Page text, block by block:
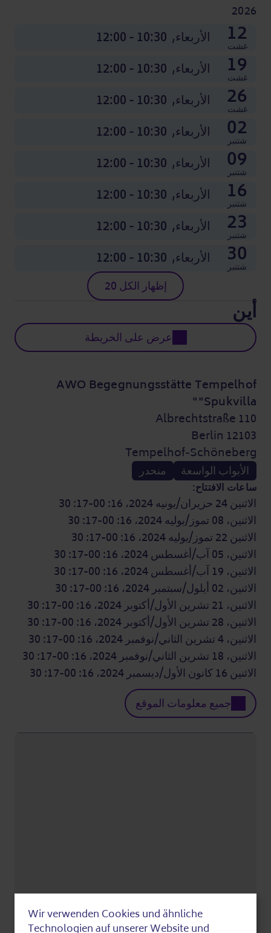
2026
12
غشت الأربعاء, 10:30 - 12:00
19
غشت الأربعاء, 10:30 - 12:00
26
غشت الأربعاء, 10:30 - 12:00
02
شتنبر الأربعاء, 10:30 - 12:00
09
شتنبر الأربعاء, 10:30 - 12:00
16
شتنبر الأربعاء, 10:30 - 12:00
23
شتنبر الأربعاء, 10:30 - 12:00
30
شتنبر الأربعاء, 10:30 - 12:00
07
أكتوبر الأربعاء,
10:30 - 12:00
14
أكتوبر الأربعاء,
10:30 - 12:00
21
أكتوبر الأربعاء,
10:30 - 12:00
28
أكتوبر الأربعاء,
10:30 - 12:00
04
نونبر الأربعاء,
10:30 - 12:00
11
نونبر الأربعاء,
10:30 - 12:00
18
نونبر الأربعاء,
10:30 - 12:00
25
نونبر الأربعاء,
10:30 - 12:00
02
دجنبر الأربعاء,
10:30 - 12:00
09
دجنبر الأربعاء,
10:30 - 12:00
16
دجنبر الأربعاء,
10:30 - 12:00
23
دجنبر الأربعاء,
10:30 - 12:00
إظهار الكل 20
أين
عرض على الخريطة
AWO Begegnungsstätte Tempelhof
"Spukvilla"
Albrechtstraße 110
12103 Berlin
Tempelhof-Schöneberg
الأبواب الواسعة
منحدر
ساعات الافتتاح:
الاثنين 24 حزيران/يونيه 2024، 16: 00-17: 30
الاثنين، 08 تموز/يوليه 2024، 16: 00-17: 30
الاثنين 22 تموز/يوليه 2024، 16: 00-17: 30
الاثنين، 05 آب/أغسطس 2024، 16: 00-17: 30
الاثنين، 19 آب/أغسطس 2024، 16: 00-17: 30
الاثنين، 02 أيلول/سبتمبر 2024، 16: 00-17: 30
الاثنين، 21 تشرين الأول/أكتوبر 2024، 16: 00-17: 30
الاثنين، 28 تشرين الأول/أكتوبر 2024، 16: 00-17: 30
الاثنين، 4 تشرين الثاني/نوفمبر 2024، 16: 00-17: 30
الاثنين، 18 تشرين الثاني/نوفمبر 2024، 16: 00-17: 30
الاثنين 16 كانون الأول/ديسمبر 2024، 16: 00-17: 30
جميع معلومات الموقع
Wir verwenden Cookies und ähnliche
Technologien auf unserer Website und